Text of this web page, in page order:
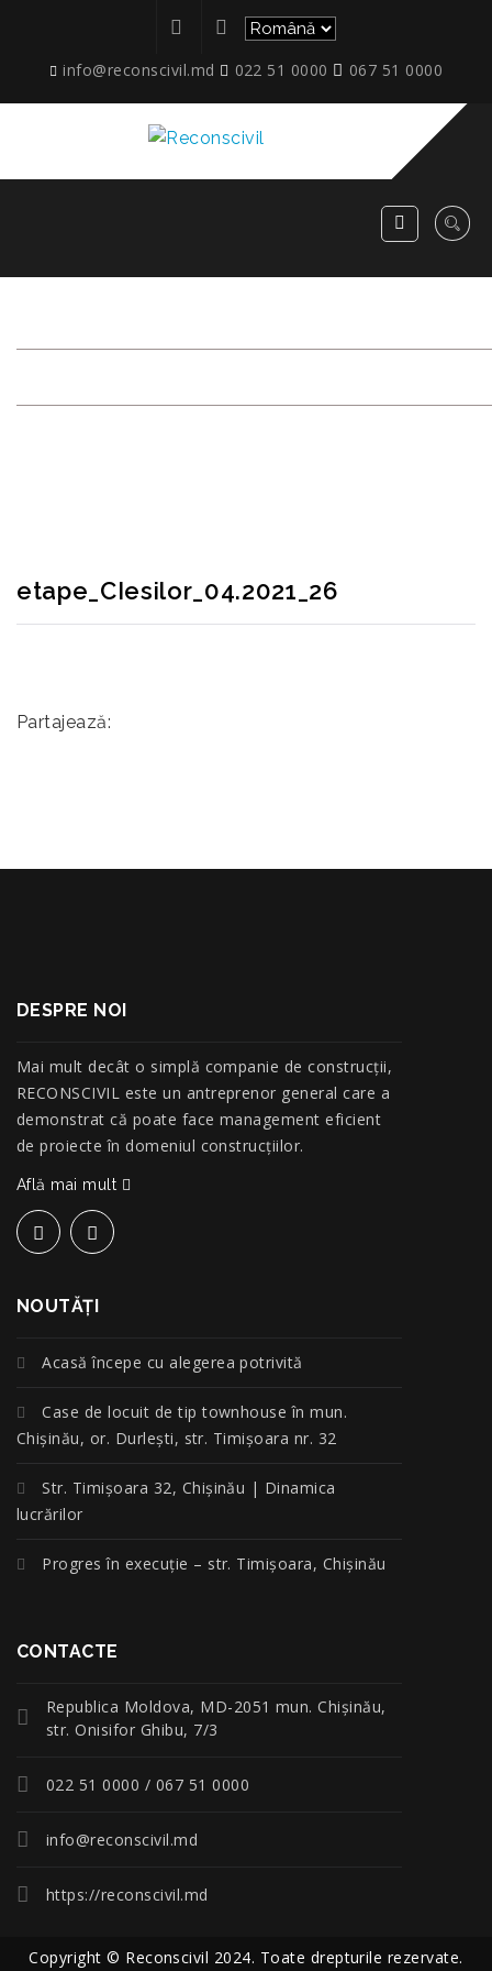
info@reconscivil.md 022 51 0000 067 51 0000
etape_CIesilor_04.2021_26
Partajează:
DESPRE NOI
Mai mult decât o simplă companie de construcţii,
RECONSCIVIL este un antreprenor general care a
demonstrat că poate face management eficient
de proiecte în domeniul construcțiilor.
Află mai mult
NOUTĂŢI
Acasă începe cu alegerea potrivită
Case de locuit de tip townhouse în mun.
Chișinău, or. Durlești, str. Timișoara nr. 32
Str. Timișoara 32, Chișinău | Dinamica
lucrărilor
Progres în execuție – str. Timișoara, Chișinău
CONTACTE
Republica Moldova, MD-2051 mun. Chişinău,
str. Onisifor Ghibu, 7/3
022 51 0000 / 067 51 0000
info@reconscivil.md
https://reconscivil.md
Copyright © Reconscivil 2024. Toate drepturile rezervate.